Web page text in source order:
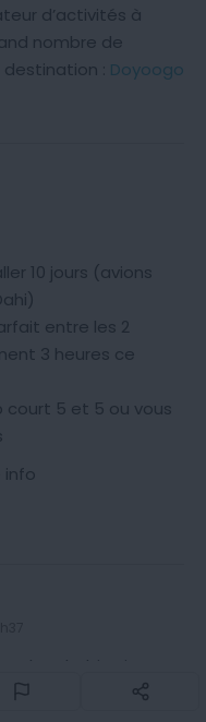
d’activités à
nombre de
: Doyoogo
10 jours (avions
entre les 2
3 heures ce
court 5 et 5 ou vous
info
Abu Dhabi soient
aurez tout à fait